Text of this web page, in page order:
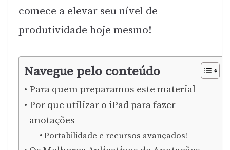
comece a elevar seu nível de
produtividade hoje mesmo!
Navegue pelo conteúdo
Para quem preparamos este material
Por que utilizar o iPad para fazer
anotações
Portabilidade e recursos avançados!